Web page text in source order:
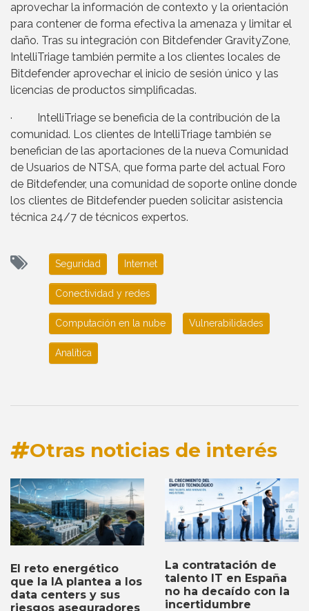
aprovechar la información de contexto y la orientación
para contener de forma efectiva la amenaza y limitar el
daño. Tras su integración con Bitdefender GravityZone,
IntelliTriage también permite a los clientes locales de
Bitdefender aprovechar el inicio de sesión único y las
licencias de productos simplificadas.
· IntelliTriage se beneficia de la contribución de la
comunidad. Los clientes de IntelliTriage también se
benefician de las aportaciones de la nueva Comunidad
de Usuarios de NTSA, que forma parte del actual Foro
de Bitdefender, una comunidad de soporte online donde
los clientes de Bitdefender pueden solicitar asistencia
técnica 24/7 de técnicos expertos.
Seguridad Internet
Conectividad y redes
Computación en la nube Vulnerabilidades
Analítica
Otras noticias de interés
El reto energético
que la IA plantea a los
data centers y sus
riesgos aseguradores
La contratación de
talento IT en España
no ha decaído con la
incertidumbre